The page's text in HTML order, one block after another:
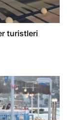
turistleri